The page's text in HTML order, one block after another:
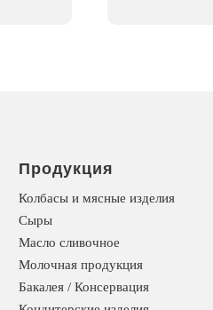
Продукция
Колбасы и мясные изделия
Сыры
Масло сливочное
Молочная продукция
Бакалея / Консервация